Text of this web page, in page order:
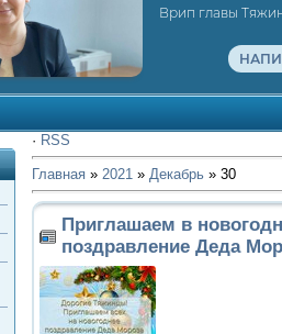
Врип главы
· RSS
Главная » 2021 » Декабрь » 30
Приглашаем в
поздравление Деда